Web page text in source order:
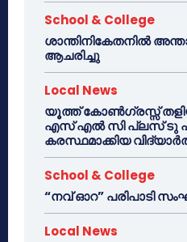
School & College
ശാന്തിനികേതനിൽ
ആചരിച്ചു
Local News
യൂത്ത് കോൺഗ്രസ്സ്
എസ് എൽ സി പ്ലസ് ടു
കരസ്ഥമാക്കിയ
School & College
“നവ് ഓറ” പരിപാടി
Local News